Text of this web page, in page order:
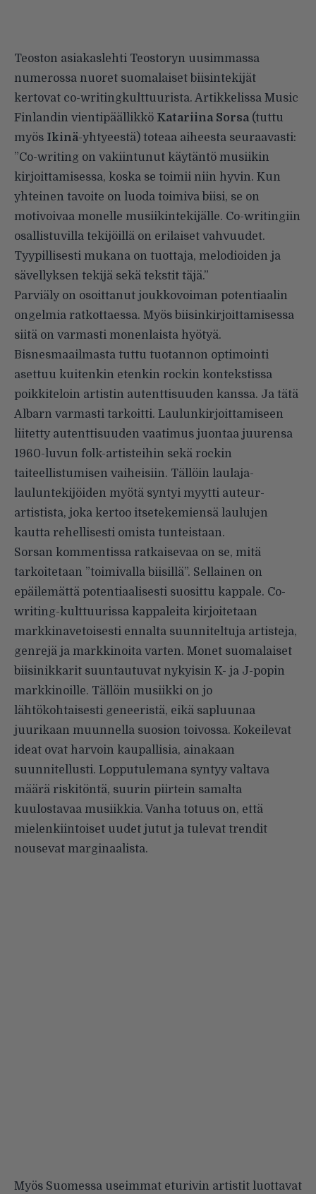
Teoston asiakaslehti Teostoryn uusimmassa
numerossa nuoret suomalaiset biisintekijät
kertovat co-writingkulttuurista. Artikkelissa Music
Finlandin vientipäällikkö Katariina Sorsa(tuttu
myös Ikinä-yhtyeestä) toteaa aiheesta seuraavasti:
”Co-writing on vakiintunut käytäntö musiikin
kirjoittamisessa, koska se toimii niin hyvin. Kun
yhteinen tavoite on luoda toimiva biisi, se on
motivoivaa monelle musiikintekijälle. Co-writingiin
osallistuvilla tekijöillä on erilaiset vahvuudet.
Tyypillisesti mukana on tuottaja, melodioiden ja
sävellyksen tekijä sekä tekstit täjä.”
­Parviäly on osoittanut joukkovoiman potentiaalin
ongelmia ratkottaessa. Myös biisinkirjoittamisessa
siitä on varmasti monenlaista hyötyä.
Bisnesmaailmasta tuttu tuotannon optimointi
asettuu kuitenkin etenkin rockin kontekstissa
poikkiteloin artistin autenttisuuden kanssa. Ja tätä
Albarn varmasti tarkoitti. Laulunkirjoittamiseen
liitetty autenttisuuden vaatimus juontaa juurensa
1960-luvun folk-artisteihin sekä rockin
taiteellistumisen vaiheisiin. Tällöin laulaja-
lauluntekijöiden myötä syntyi myytti auteur-
artistista, joka kertoo itsetekemiensä laulujen
kautta rehellisesti omista tunteistaan.
Sorsan kommentissa ratkaisevaa on se, mitä
tarkoitetaan ”toimivalla biisillä”. Sellainen on
epäilemättä potentiaalisesti suosittu kappale. Co-
writing-kulttuurissa kappaleita kirjoitetaan
markkinavetoisesti ennalta suunniteltuja artisteja,
genrejä ja markkinoita varten. Monet suomalaiset
biisinikkarit suuntautuvat nykyisin K- ja J-popin
markkinoille. Tällöin musiikki on jo
lähtökohtaisesti geneeristä, eikä sapluunaa
juurikaan muunnella suosion toivossa. Kokeilevat
ideat ovat harvoin kaupallisia, ainakaan
suunnitellusti. Lopputulemana syntyy valtava
määrä riskitöntä, suurin piirtein samalta
kuulostavaa musiikkia. Vanha totuus on, että
mielenkiintoiset uudet jutut ja tulevat trendit
nousevat marginaalista.
Myös Suomessa useimmat eturivin artistit luottavat